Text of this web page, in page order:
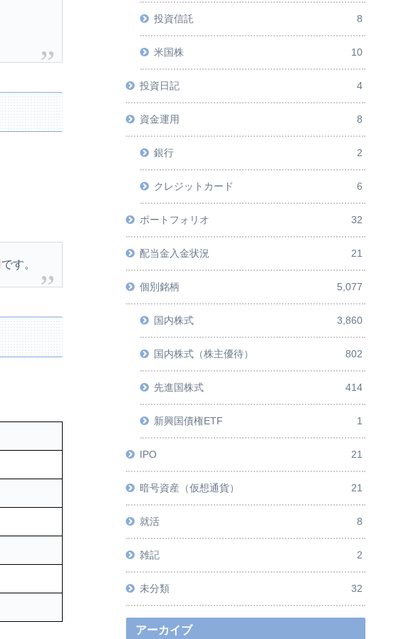
です。
投資信託 8
米国株 10
投資日記 4
資金運用 8
銀行 2
クレジットカード 6
ポートフォリオ 32
配当金入金状況 21
個別銘柄 5,077
国内株式 3,860
国内株式（株主優待） 802
先進国株式 414
新興国債権ETF 1
IPO 21
暗号資産（仮想通貨） 21
就活 8
雑記 2
未分類 32
アーカイブ